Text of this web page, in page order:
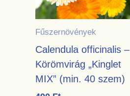
Fűszernövények
Calendula officinalis –
Körömvirág „Kinglet
MIX” (min. 40 szem)